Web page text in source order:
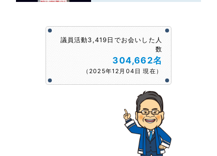
議員活動3,419日でお会いした人
数
304,662名
（2025年12月04日 現在）